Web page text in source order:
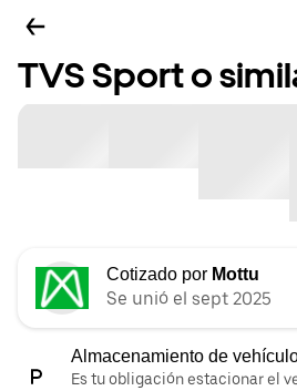
TVS Sport o
Cotizado por Mottu
Se unió el sept 2025
Almacenamiento de
Es tu obligación estacionar el